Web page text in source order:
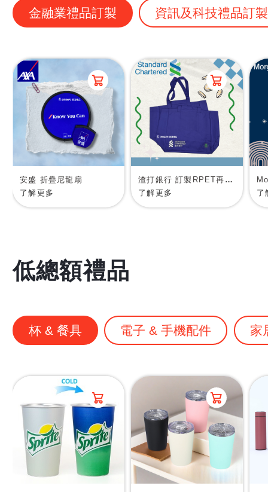
金融業禮品訂製 資訊及科技禮品訂製
安盛 折疊尼龍扇
了解更多
渣打銀行 訂製RPET再生物料環保袋
了解更多
了
低總額禮品
杯 & 餐具 電子 & 手機配件 家